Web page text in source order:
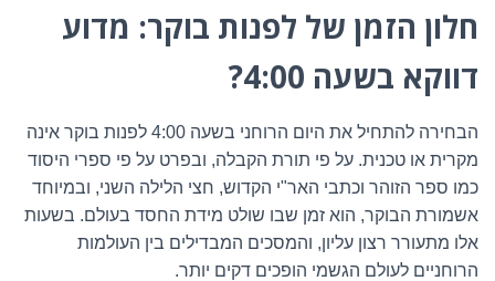
חלון הזמן של לפנות בוקר: מדוע
דווקא בשעה 4:00?
הבחירה להתחיל את היום הרוחני בשעה 4:00 לפנות בוקר אינה
מקרית או טכנית. על פי תורת הקבלה, ובפרט על פי ספרי היסוד
כמו ספר הזוהר וכתבי האר"י הקדוש, חצי הלילה השני, ובמיוחד
אשמורת הבוקר, הוא זמן שבו שולט מידת החסד בעולם. בשעות
אלו מתעורר רצון עליון, והמסכים המבדילים בין העולמות
הרוחניים לעולם הגשמי הופכים דקים יותר.